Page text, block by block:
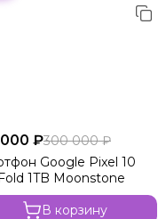
₽300 000 ₽
Google Pixel 10
1TB Moonstone
В корзину